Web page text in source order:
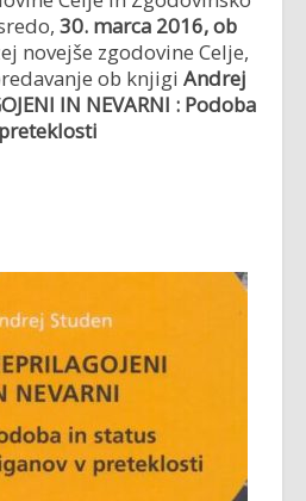
30. marca 2016, ob
novejše zgodovine Celje,
ob knjigi Andrej
IN NEVARNI : Podoba